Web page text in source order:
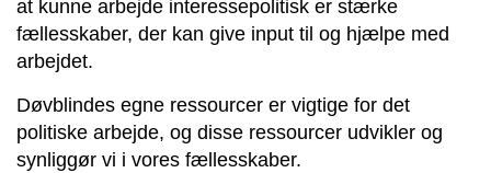
at kunne arbejde interessepolitisk er stærke
fællesskaber, der kan give input til og hjælpe med
arbejdet.
Døvblindes egne ressourcer er vigtige for det
politiske arbejde, og disse ressourcer udvikler og
synliggør vi i vores fællesskaber.